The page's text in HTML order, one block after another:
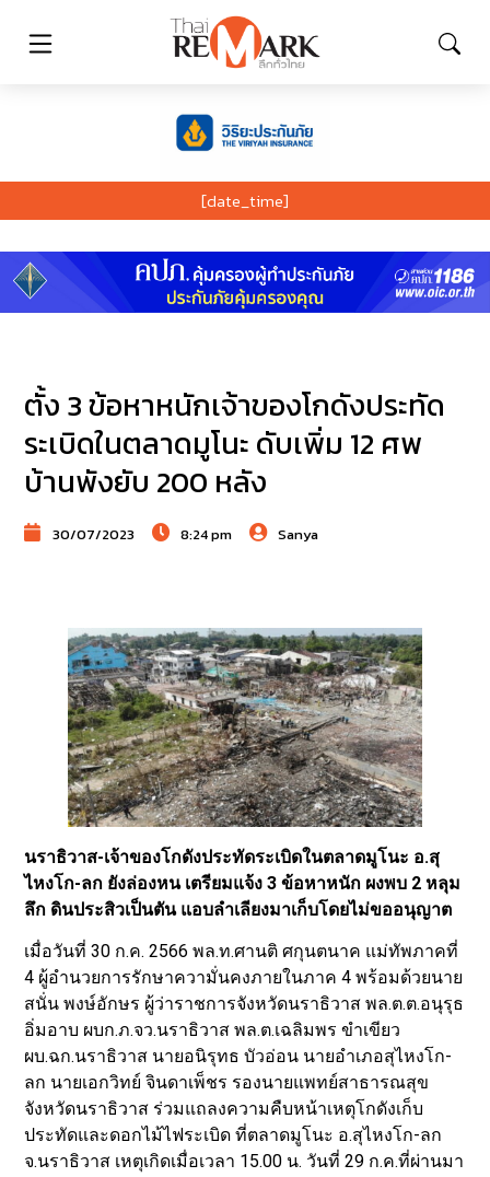
[date_time]
ตั้ง 3 ข้อหาหนักเจ้าของโกดังประทัด
ระเบิดในตลาดมูโนะ ดับเพิ่ม 12 ศพ
บ้านพังยับ 200 หลัง
30/07/2023 8:24 pm Sanya
นราธิวาส-เจ้าของโกดังประทัดระเบิดในตลาดมูโนะ อ.สุ
ไหงโก-ลก ยังล่องหน เตรียมแจ้ง 3 ข้อหาหนัก ผงพบ 2 หลุม
ลึก ดินประสิวเป็นตัน แอบลำเลียงมาเก็บโดยไม่ขออนุญาต
เมื่อวันที่ 30 ก.ค. 2566 พล.ท.ศานติ ศกุนตนาค แม่ทัพภาคที่
4 ผู้อำนวยการรักษาความั่นคงภายในภาค 4 พร้อมด้วยนาย
สนั่น พงษ์อักษร ผู้ว่าราชการจังหวัดนราธิวาส พล.ต.ต.อนุรุธ
อิ่มอาบ ผบก.ภ.จว.นราธิวาส พล.ต.เฉลิมพร ขำเขียว
ผบ.ฉก.นราธิวาส นายอนิรุทธ บัวอ่อน นายอำเภอสุไหงโก-
ลก นายเอกวิทย์ จินดาเพ็ชร รองนายแพทย์สาธารณสุข
จังหวัดนราธิวาส ร่วมแถลงความคืบหน้าเหตุโกดังเก็บ
ประทัดและดอกไม้ไฟระเบิด ที่ตลาดมูโนะ อ.สุไหงโก-ลก
จ.นราธิวาส เหตุเกิดเมื่อเวลา 15.00 น. วันที่ 29 ก.ค.ที่ผ่านมา